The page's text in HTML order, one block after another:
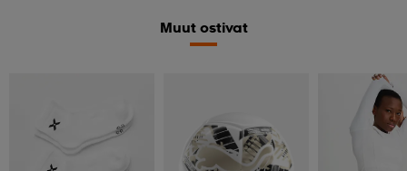
Muut ostivat